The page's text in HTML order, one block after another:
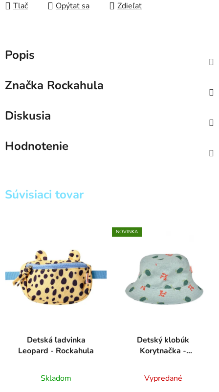
Tlač Opýtať sa Zdieľať
Popis
Značka Rockahula
Diskusia
Hodnotenie
Súvisiaci tovar
Detská ľadvinka
Leopard - Rockahula
Skladom
NOVINKA
Detský klobúk
Korytnačka -
Vypredané